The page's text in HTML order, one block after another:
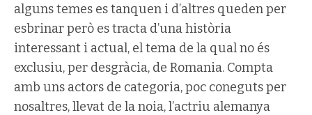
alguns temes es tanquen i d’altres queden per
esbrinar però es tracta d’una història
interessant i actual, el tema de la qual no és
exclusiu, per desgràcia, de Romania. Compta
amb uns actors de categoria, poc coneguts per
nosaltres, llevat de la noia, l’actriu alemanya